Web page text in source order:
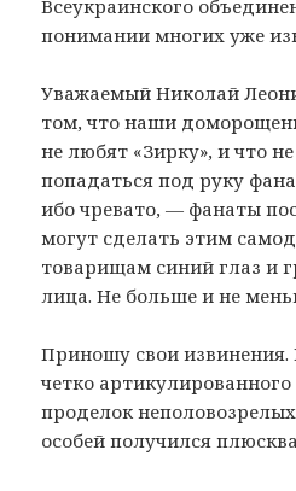
Всеукраинского
понимании многих уже
Уважаемый Николай
том, что наши
не любят «Зирку», и что
попадаться под руку
ибо чревато, — фанаты
могут сделать этим
товарищам синий глаз и
лица. Не больше и не
Приношу свои извинения.
четко
проделок
особей получился